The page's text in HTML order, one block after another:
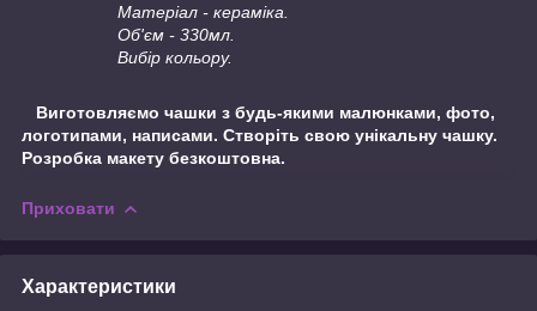
Матеріал - кераміка.
Об'єм - 330мл.
Вибір кольору.
Виготовляємо чашки з будь-якими малюнками, фото,
логотипами, написами. Створіть свою унікальну чашку.
Розробка макету безкоштовна.
Приховати
Характеристики